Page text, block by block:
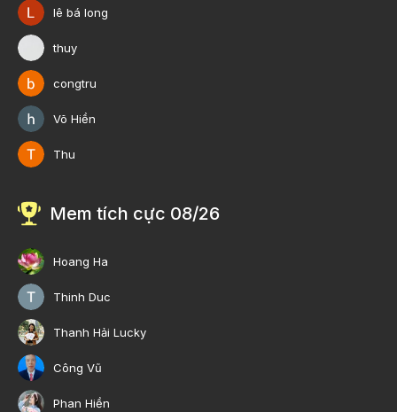
lê bá long
thuy
congtru
Võ Hiền
Thu
Mem tích cực 08/26
Hoang Ha
Thinh Duc
Thanh Hải Lucky
Công Vũ
Phan Hiền